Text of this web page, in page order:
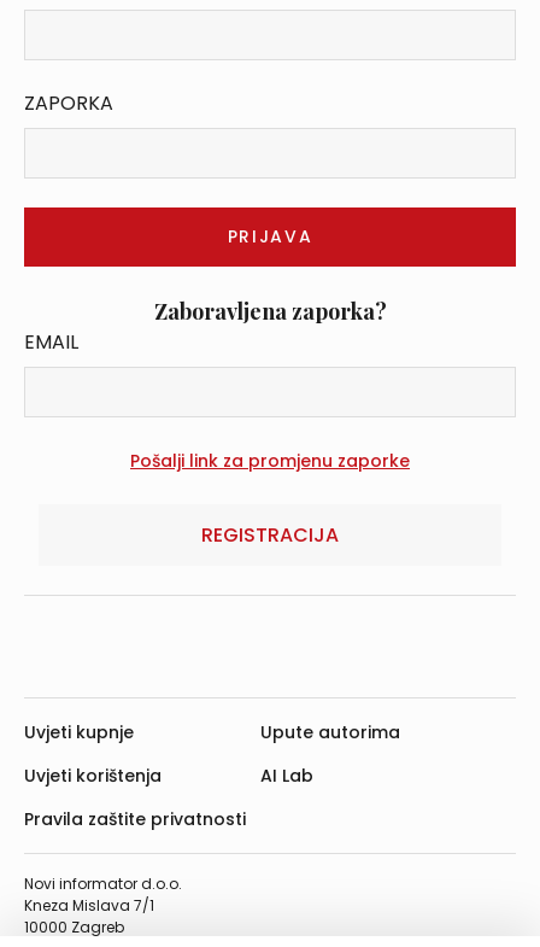
ZAPORKA
Zaboravljena zaporka?
EMAIL
REGISTRACIJA
Novi informator d.o.o.
Kneza Mislava 7/1
10000 Zagreb
Uvjeti kupnje
Uvjeti korištenja
Pravila zaštite privatnosti
Upute autorima
AI Lab